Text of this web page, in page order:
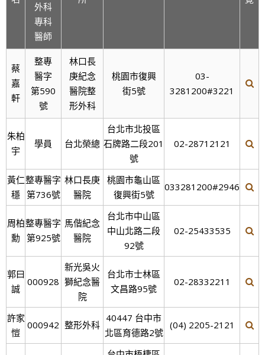
外科
專科
醫師
蔡
嘉
軒
整專
醫字
第590
號
林口長
庚紀念
醫院整
形外科
桃園市復興
街5號
03-
3281200#3221
朱柏
宇
學員 台北榮總
台北市北投區
石牌路二段201
號
02-28712121
黃仁
穩
整專醫字
第736號
林口長庚
醫院
桃園市龜山區
復興街5號
033281200#2946
周柏
勳
整專醫字
第925號
馬偕紀念
醫院
台北市中山區
中山北路二段
92號
02-25433535
郭曰
誠
000928
新光吳火
獅紀念醫
院
台北市士林區
文昌路95號
02-28332211
許家
愷
000942 整形外科
40447 台中市
北區育德路2號
(04) 2205-2121